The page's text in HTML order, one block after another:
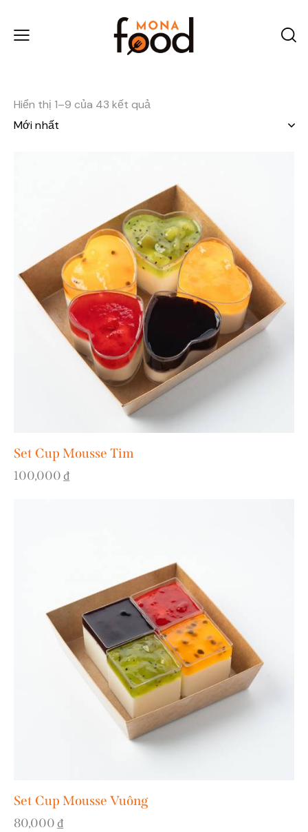
Hiển thị 1–9 của 43 kết quả
Set Cup Mousse Tim
100,000₫
Set Cup Mousse Vuông
80,000₫